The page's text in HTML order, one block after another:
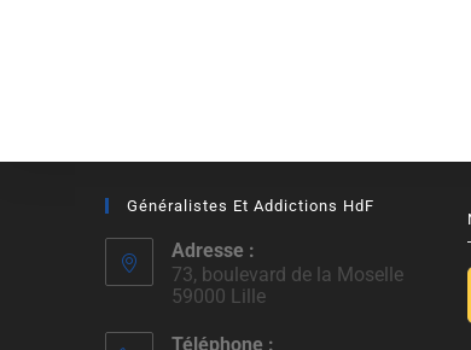
Généralistes Et Addictions HdF
Adresse :
73, boulevard de la Moselle
59000 Lille
Téléphone :